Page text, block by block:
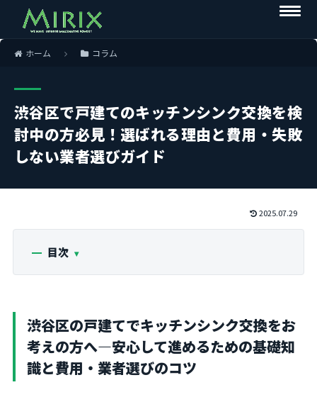
ホーム コラム
渋谷区で戸建てのキッチンシンク交換を検
討中の方必見！選ばれる理由と費用・失敗
しない業者選びガイド
2025.07.29
目次
渋谷区の戸建てでキッチンシンク交換をお
考えの方へ―安心して進めるための基礎知
識と費用・業者選びのコツ